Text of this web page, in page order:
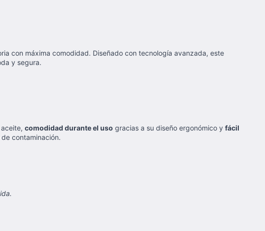
con máxima comodidad. Diseñado con tecnología avanzada, este
y segura.
comodidad durante el uso gracias a su diseño ergonómico y fácil
contaminación.